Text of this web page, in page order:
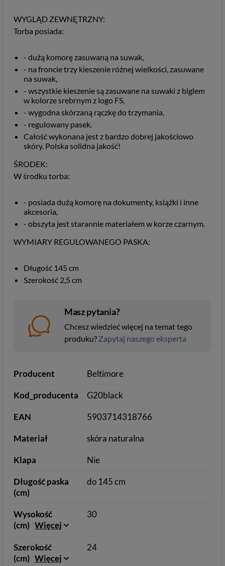
WYGLĄD ZEWNĘTRZNY:
Torba posiada:
- dużą komorę zasuwaną na suwak,
- na froncie trzy kieszenie różnej wielkości, zasuwane
na suwak,
- wszystkie kieszenie są zasuwane na suwaki z biglem
w kolorze srebrnym z logo FS,
- wygodna skórzaną rączkę do trzymania,
- regulowany pasek.
Całość wykonana jest z bardzo dobrej jakościowo
skóry. Polska solidna jakość!
ŚRODEK:
W środku torba:
- posiada dużą komorę na dokumenty, książki i inne
akcesoria,
- obszyta jest starannie materiałem w korze czarnym.
WYMIARY REGULOWANEGO PASKA:
Długość 145 cm
Szerokość 2,5 cm
Masz pytania?
Chcesz wiedzieć więcej na temat tego
produku? Zapytaj naszego eksperta
Producent Beltimore
Kod_producenta G20black
EAN 5903714318766
Materiał skóra naturalna
Klapa Nie
Długość paska
(cm)
do 145 cm
Wysokość
(cm) Więcej
30
Szerokość
(cm) Więcej
24